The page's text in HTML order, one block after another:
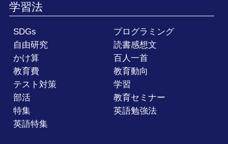
学習法
SDGs
プログラミング
自由研究
読書感想文
かけ算
百人一首
教育費
教育動向
テスト対策
学習
部活
教育セミナー
特集
英語勉強法
英語特集